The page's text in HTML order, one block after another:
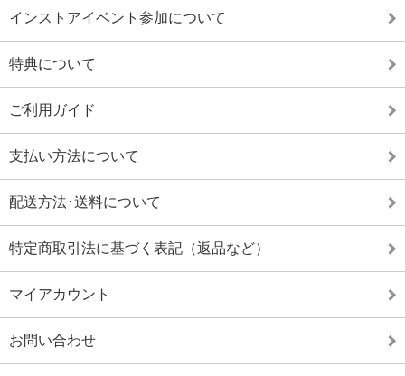
インストアイベント参加について
特典について
ご利用ガイド
支払い方法について
配送方法･送料について
特定商取引法に基づく表記（返品など）
マイアカウント
お問い合わせ